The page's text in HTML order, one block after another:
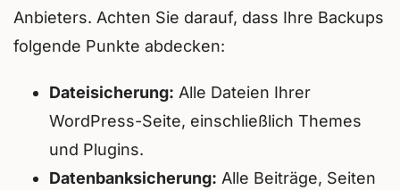
Anbieters. Achten Sie darauf, dass Ihre Backups
folgende Punkte abdecken:
Dateisicherung: Alle Dateien Ihrer
WordPress-Seite, einschließlich Themes
und Plugins.
Datenbanksicherung: Alle Beiträge, Seiten